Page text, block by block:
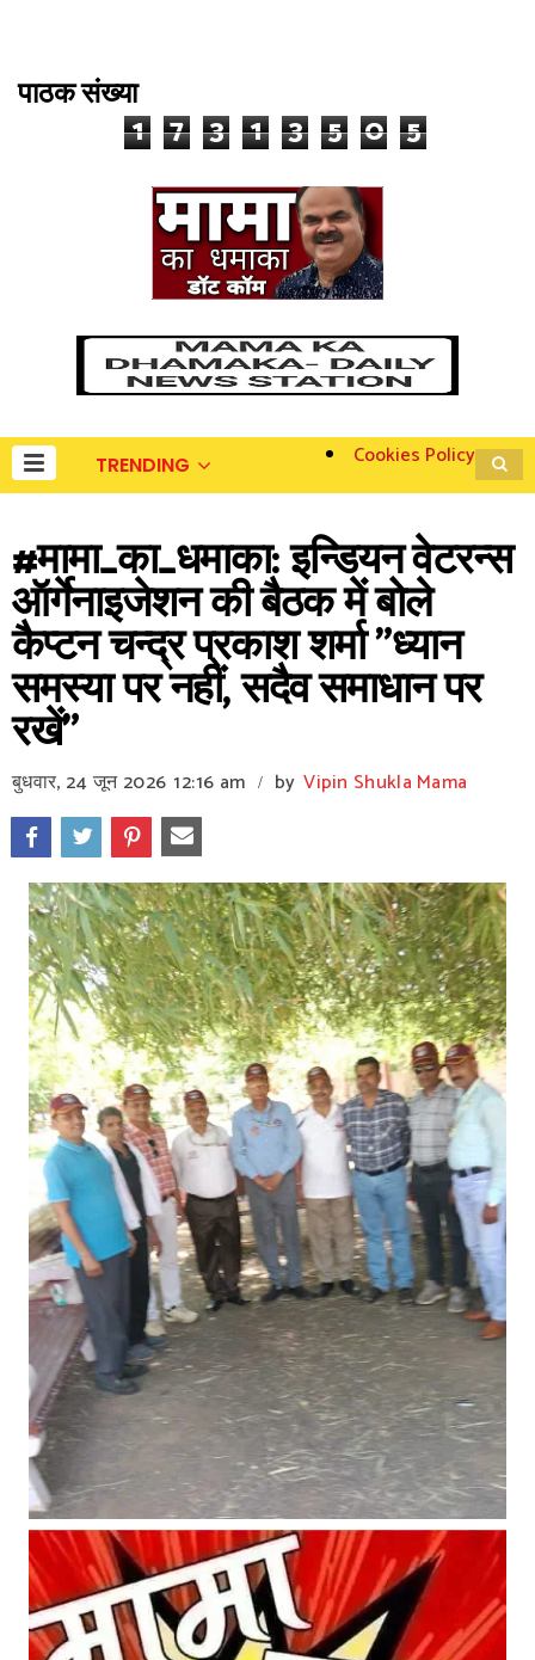
पाठक संख्या
1 7 3 1 3 5 0 5
TRENDING Cookies Policy
#मामा_का_धमाका: इन्डियन वेटरन्स
ऑर्गेनाइजेशन की बैठक में बोले
कैप्टन चन्द्र प्रकाश शर्मा "ध्यान
समस्या पर नहीं, सदैव समाधान पर
रखें"
बुधवार, 24 जून 2026 12:16 am / by Vipin Shukla Mama